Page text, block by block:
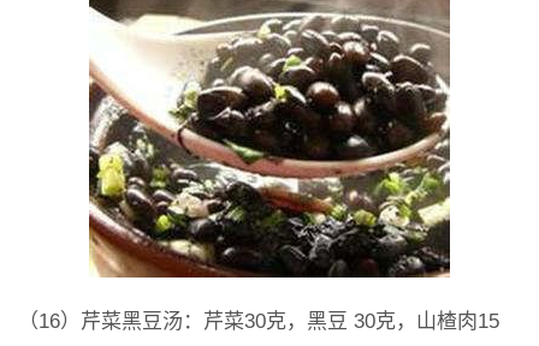
（16）芹菜黑豆汤：芹菜30克，黑豆 30克，山楂肉15